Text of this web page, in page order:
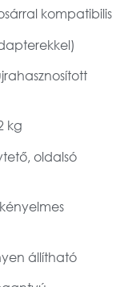
kompatibilis
kg
oldalsó
állítható